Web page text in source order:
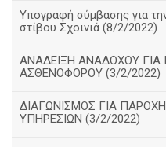
Υπογραφή σύμβασης για
στίβου Σχοινιά (8/2/2022)
ΑΝΑΔΕΙΞΗ ΑΝΑΔΟΧΟΥ
ΑΣΘΕΝΟΦΟΡΟΥ (3/2/2022)
ΔΙΑΓΩΝΙΣΜΟΣ ΓΙΑ
ΥΠΗΡΕΣΙΩΝ (3/2/2022)